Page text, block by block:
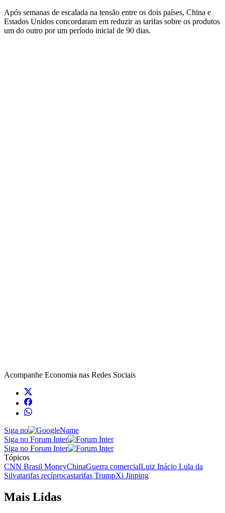
Após semanas de escalada na tensão entre os dois países, China e
Estados Unidos concordaram em reduzir as tarifas sobre os produtos
um do outro por um período inicial de 90 dias.
Acompanhe Economia nas Redes Sociais
Siga no
Siga no Forum Inter
Siga no Forum Inter
Tópicos
CNN Brasil MoneyChinaGuerra comercialLuiz Inácio Lula da
Silvatarifas recíprocastarifas TrumpXi Jinping
Mais Lidas